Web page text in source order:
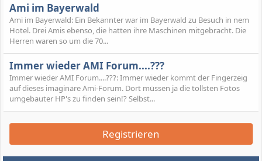
Ami im Bayerwald
Ami im Bayerwald: Ein Bekannter war im Bayerwald zu Besuch in nem
Hotel. Drei Amis ebenso, die hatten ihre Maschinen mitgebracht. Die
Herren waren so um die 70...
Immer wieder AMI Forum....???
Immer wieder AMI Forum....???: Immer wieder kommt der Fingerzeig
auf dieses imaginäre Ami-Forum. Dort müssen ja die tollsten Fotos
umgebauter HP's zu finden sein!? Selbst...
Registrieren